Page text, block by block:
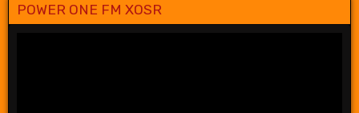
POWER ONE FM XOSR